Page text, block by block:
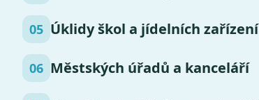
05 Úklidy škol a jídelních zařízení
06 Městských úřadů a kanceláří